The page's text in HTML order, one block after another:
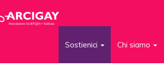
Sostienici Chi siamo